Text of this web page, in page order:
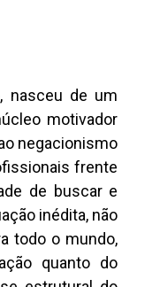
nasceu de um
motivador
negacionismo
frente
de buscar e
inédita, não
todo o mundo,
quanto do